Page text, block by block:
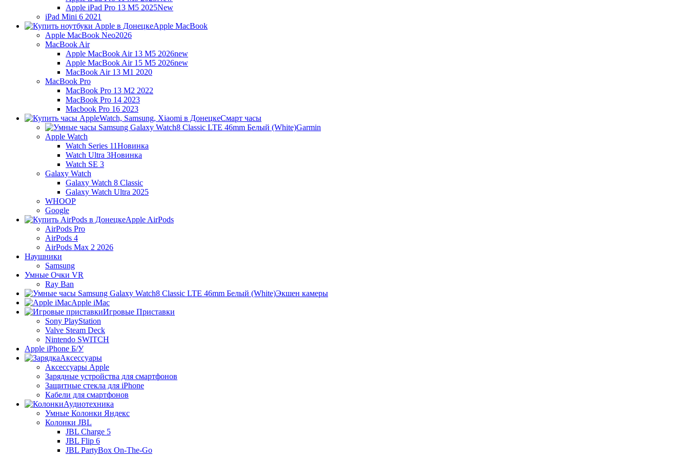
Apple iPad Pro 13 M5 2025New
iPad Mini 6 2021
Apple MacBook
Apple MacBook Neo2026
MacBook Air
Apple MacBook Air 13 M5 2026new
Apple MacBook Air 15 M5 2026new
MacBook Air 13 M1 2020
MacBook Pro
MacBook Pro 13 M2 2022
MacBook Pro 14 2023
Macbook Pro 16 2023
Смарт часы
Garmin
Apple Watch
Watch Series 11Новинка
Watch Ultra 3Новинка
Watch SE 3
Galaxy Watch
Galaxy Watch 8 Classic
Galaxy Watch Ultra 2025
WHOOP
Google
Apple AirPods
AirPods Pro
AirPods 4
AirPods Max 2 2026
Наушники
Samsung
Умные Очки VR
Ray Ban
Экшен камеры
Apple iMac
Игровые Приставки
Sony PlayStation
Valve Steam Deck
Nintendo SWITCH
Apple iPhone Б/У
Аксессуары
Аксессуары Apple
Зарядные устройства для смартфонов
Защитные стекла для iPhone
Кабели для смартфонов
Аудиотехника
Умные Колонки Яндекс
Колонки JBL
JBL Charge 5
JBL Flip 6
JBL PartyBox On-The-Go